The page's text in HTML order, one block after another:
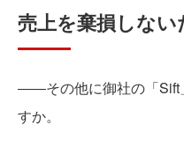
売上を棄損しな
――その他に御社の「Sift
すか。